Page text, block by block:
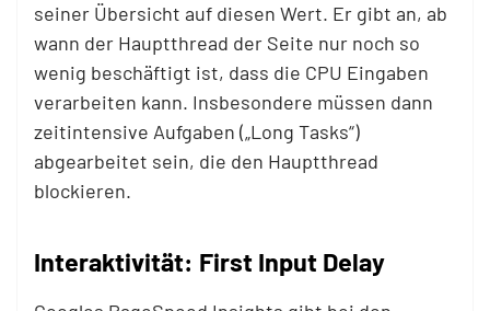
seiner Übersicht auf diesen Wert. Er gibt an, ab
wann der Hauptthread der Seite nur noch so
wenig beschäftigt ist, dass die CPU Eingaben
verarbeiten kann. Insbesondere müssen dann
zeitintensive Aufgaben („Long Tasks“)
abgearbeitet sein, die den Hauptthread
blockieren.
Interaktivität: First Input Delay